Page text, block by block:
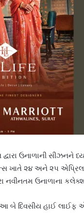
ઉનાળાની સીઝનને
ખાતે ૨૪ અને ૨૫
નવીનતમ ઉનાળાના
બે દિવસીય હાઈ લાઈફ